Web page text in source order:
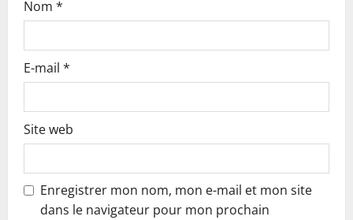
Nom *
E-mail *
Site web
Enregistrer mon nom, mon e-mail et mon site
dans le navigateur pour mon prochain